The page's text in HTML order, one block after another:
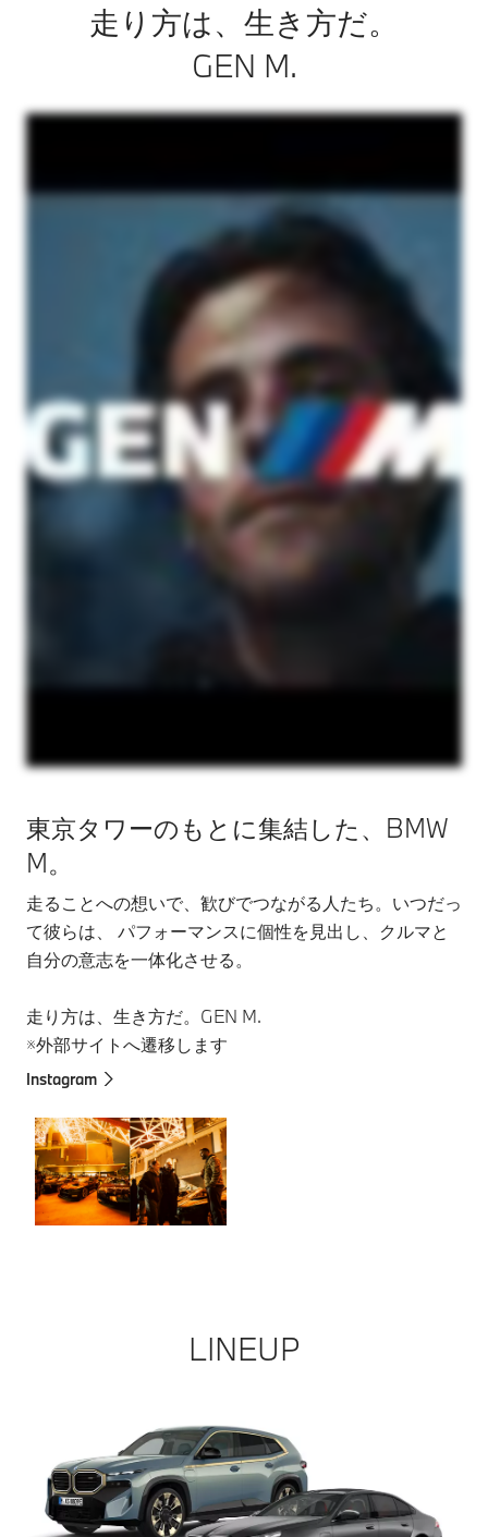
走り方は、生き方だ。
GEN M.​​
東京タワーのもとに集結した、BMW
M。
走ることへの想いで、歓びでつながる人たち。いつだっ
て彼らは、 パフォーマンスに個性を見出し、クルマと
自分の意志を一体化させる。
走り方は、生き方だ。GEN M.
※外部サイトへ遷移します
Instagram
LINEUP